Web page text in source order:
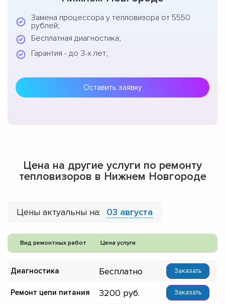
Замена процессора у тепловизора от 5550
рублей;
Бесплатная диагностика;
Гарантия - до 3-х лет;
Оставить заявку
Цена на другие услуги по ремонту
тепловизоров в Нижнем Новгороде
Цены актуальны на: 03 августа
Вид ремонтных работ Цена услуги
Диагностика Бесплатно Заказать
Ремонт цепи питания 3200 Заказать